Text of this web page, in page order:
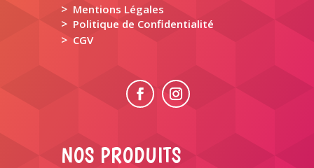
> Mentions Légales
> Politique de Confidentialité
> CGV
NOS PRODUITS